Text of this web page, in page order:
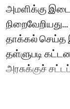
அமளிக்கு
தாக்கல் செய்த
தள்ளுபடி
அரசுக்குச்